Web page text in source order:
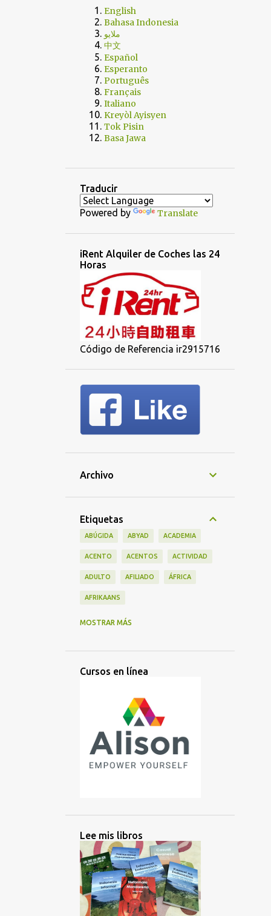
English
Bahasa Indonesia
ملايو
中文
Español
Esperanto
Português
Français
Italiano
Kreyòl Ayisyen
Tok Pisin
Basa Jawa
Traducir
Powered by Translate
iRent Alquiler de Coches las 24
Horas
Código de Referencia ir2915716
Archivo
Etiquetas
ABÚGIDA ABYAD ACADEMIA
ACENTO ACENTOS ACTIVIDAD
ADULTO AFILIADO ÁFRICA
AFRIKAANS
APRENDIZAJE
ARTES
ASIA ASIA CENTRAL
ASIA DEL SUR ASIA ORIENTAL
AZERBAIYÁN BACHATA BALI
BALINÉS BANGLADESH BASICOS
BATAK BATAN BATANES
BAYBAYIN BELICE BELICEÑO
MOSTRAR MÁS
Cursos en línea
Lee mis libros